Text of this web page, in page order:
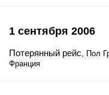
1 сентября 2006
Потерянный рейс, Пол
Франция